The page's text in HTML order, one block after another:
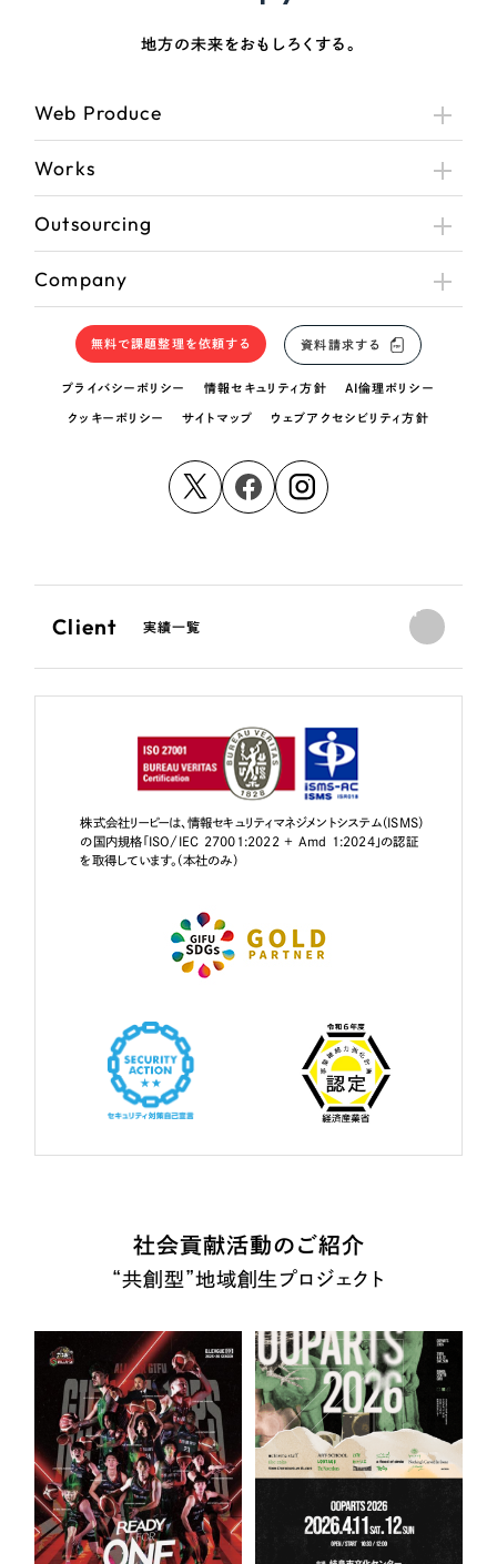
地方の未来をおもしろくする。
Web Produce
Works
Outsourcing
Company
無料で課題整理を依頼する 資料請求する
プライバシーポリシー 情報セキュリティ方針 AI倫理ポリシー
クッキーポリシー サイトマップ ウェブアクセシビリティ方針
Client 実績一覧
株式会社リーピーは、情報セキュリティマネジメントシステム（ISMS）
の国内規格「ISO/IEC 27001:2022 + Amd 1:2024」の認証
を取得しています。（本社のみ）
社会貢献活動のご紹介
“共創型”地域創生プロジェクト